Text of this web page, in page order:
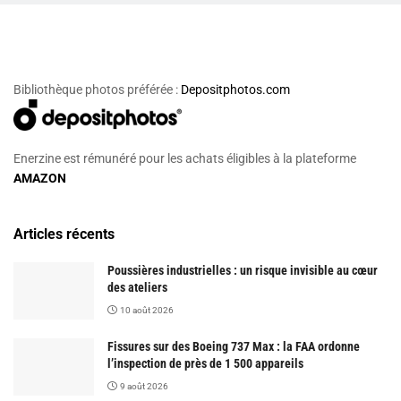
Bibliothèque photos préférée : Depositphotos.com
Enerzine est rémunéré pour les achats éligibles à la plateforme
AMAZON
Articles récents
Poussières industrielles : un risque invisible au cœur
des ateliers
10 août 2026
Fissures sur des Boeing 737 Max : la FAA ordonne
l’inspection de près de 1 500 appareils
9 août 2026